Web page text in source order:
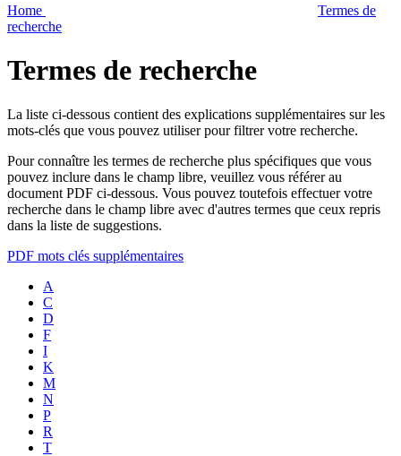
Home
Termes de
recherche
Termes de recherche
La liste ci-dessous contient des explications supplémentaires sur les
mots-clés que vous pouvez utiliser pour filtrer votre recherche.
Pour connaître les termes de recherche plus spécifiques que vous
pouvez inclure dans le champ libre, veuillez vous référer au
document PDF ci-dessous. Vous pouvez toutefois effectuer votre
recherche dans le champ libre avec d'autres termes que ceux repris
dans la liste de suggestions.
PDF mots clés supplémentaires
A
C
D
F
I
K
M
N
P
R
T